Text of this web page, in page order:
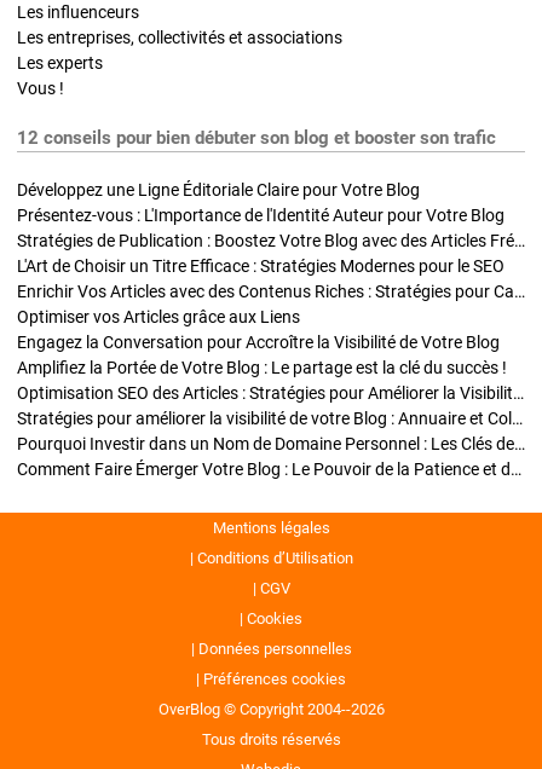
Les influenceurs
Les entreprises, collectivités et associations
Les experts
Vous !
12 conseils pour bien débuter son blog et booster son trafic
Développez une Ligne Éditoriale Claire pour Votre Blog
Présentez-vous : L'Importance de l'Identité Auteur pour Votre Blog
Stratégies de Publication : Boostez Votre Blog avec des Articles Fréquents et Exclusifs
L'Art de Choisir un Titre Efficace : Stratégies Modernes pour le SEO
Enrichir Vos Articles avec des Contenus Riches : Stratégies pour Captiver et Optimiser
Optimiser vos Articles grâce aux Liens
Engagez la Conversation pour Accroître la Visibilité de Votre Blog
Amplifiez la Portée de Votre Blog : Le partage est la clé du succès !
Optimisation SEO des Articles : Stratégies pour Améliorer la Visibilité de Votre Blog
Stratégies pour améliorer la visibilité de votre Blog : Annuaire et Collaborations
Pourquoi Investir dans un Nom de Domaine Personnel : Les Clés de la Réussite de Votre Blog
Comment Faire Émerger Votre Blog : Le Pouvoir de la Patience et de la Persévérance
Mentions légales
Conditions d’Utilisation
CGV
Cookies
Données personnelles
Préférences cookies
OverBlog © Copyright 2004--2026
Tous droits réservés